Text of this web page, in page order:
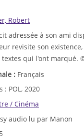
Robert
adressée à son ami
revisite son
textes qui l'ont marqué.
: Français
: POL, 2020
/ Cinéma
audio lu par Manon